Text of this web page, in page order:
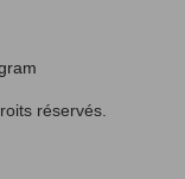
réservés.